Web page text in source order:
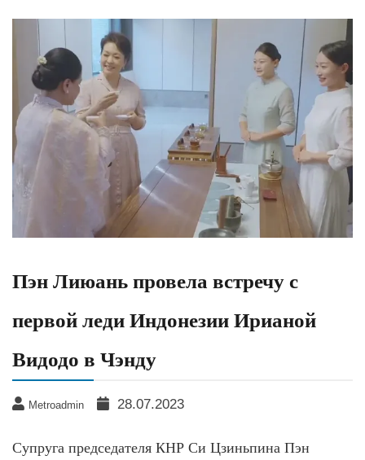
Пэн Лиюань провела встречу с
первой леди Индонезии Ирианой
Видодо в Чэнду
Metroadmin 28.07.2023
Супруга председателя КНР Си Цзиньпина Пэн